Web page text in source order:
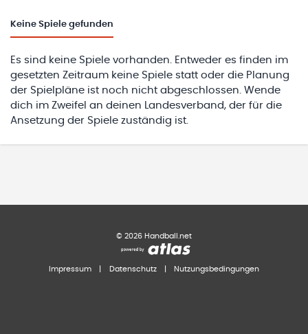
Keine Spiele gefunden
Es sind keine Spiele vorhanden. Entweder es finden im
gesetzten Zeitraum keine Spiele statt oder die Planung
der Spielpläne ist noch nicht abgeschlossen. Wende
dich im Zweifel an deinen Landesverband, der für die
Ansetzung der Spiele zuständig ist.
© 2026 Handball.net
Impressum Datenschutz Nutzungsbedingungen